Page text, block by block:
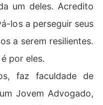
um deles. Acredito
los a perseguir seus
a serem resilientes.
por eles.
faz faculdade de
Jovem Advogado,